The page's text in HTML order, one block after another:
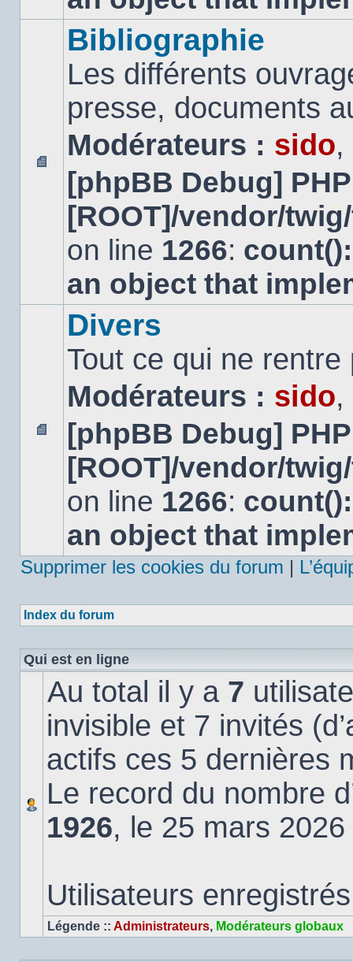
Aucun
message
non
Bibliographie
Les différents
presse, documents
Modérateurs : sido,
[phpBB Debug]
[ROOT]/vendor/
on line 1266:
an object that
Aucun
message
non
Divers
Tout ce qui ne
Modérateurs : sido,
[phpBB Debug]
[ROOT]/vendor/
on line 1266:
an object that
Supprimer les cookies du forum |
Index du forum
Qui est en ligne
Au total il y a 7
invisible et 7 invités
actifs ces 5 dernières
Le record du nombre
1926, le 25 mars 2026
Utilisateurs
Légende :: Administrateurs, Modérateurs globaux